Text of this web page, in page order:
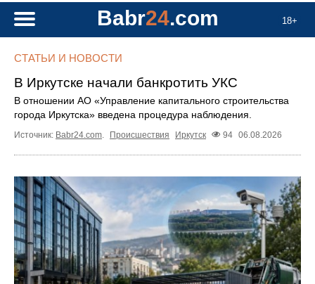
18+
Babr24.com
СТАТЬИ И НОВОСТИ
В Иркутске начали банкротить УКС
В отношении АО «Управление капитального строительства
города Иркутска» введена процедура наблюдения.
Источник: Babr24.com. Происшествия Иркутск 94 06.08.2026